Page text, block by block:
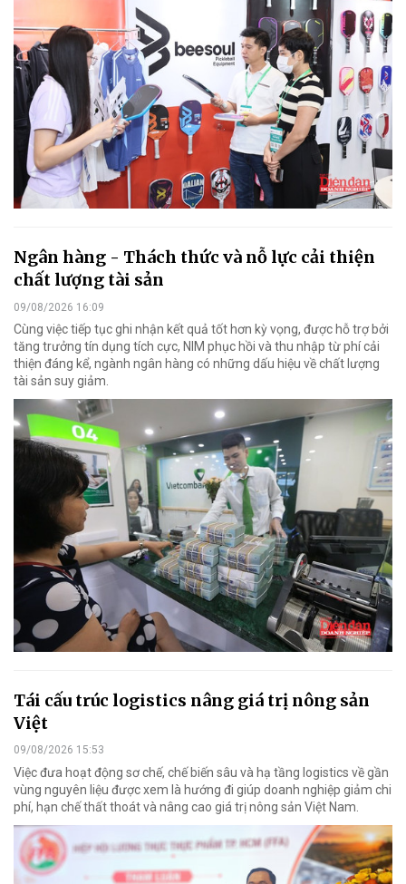
Ngân hàng - Thách thức và nỗ lực cải thiện
chất lượng tài sản
09/08/2026 16:09
Cùng việc tiếp tục ghi nhận kết quả tốt hơn kỳ vọng, được hỗ trợ bởi
tăng trưởng tín dụng tích cực, NIM phục hồi và thu nhập từ phí cải
thiện đáng kể, ngành ngân hàng có những dấu hiệu về chất lượng
tài sản suy giảm.
Tái cấu trúc logistics nâng giá trị nông sản
Việt
09/08/2026 15:53
Việc đưa hoạt động sơ chế, chế biến sâu và hạ tầng logistics về gần
vùng nguyên liệu được xem là hướng đi giúp doanh nghiệp giảm chi
phí, hạn chế thất thoát và nâng cao giá trị nông sản Việt Nam.